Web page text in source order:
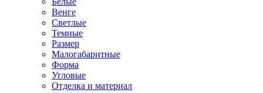
Венге
Светлые
Темные
Размер
Малогабаритные
Форма
Угловые
Отделка и материал